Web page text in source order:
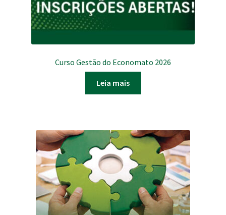
Curso Gestão do Economato 2026
Leia mais